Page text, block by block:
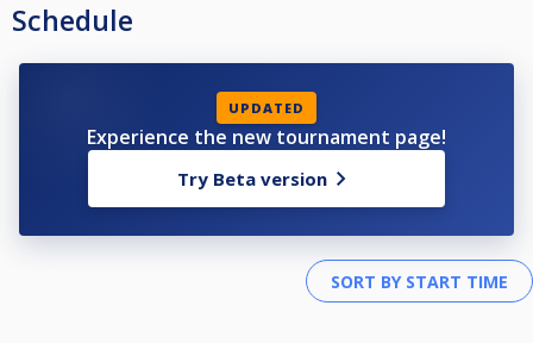
Schedule
UPDATED
Experience the new tournament page!
Try Beta version